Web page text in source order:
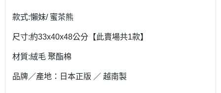
款式:懶妹/ 蜜茶熊
尺寸:約33x40x48公分【此賣場共1款】
材質:絨毛 聚酯棉
品牌／產地：日本正版 ／ 越南製